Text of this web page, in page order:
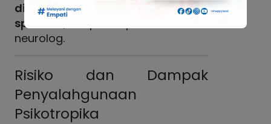
diagnosis dan resep dari dokter
spesialis
neurolog.
Risiko dan Dampak
Penyalahgunaan
Psikotropika